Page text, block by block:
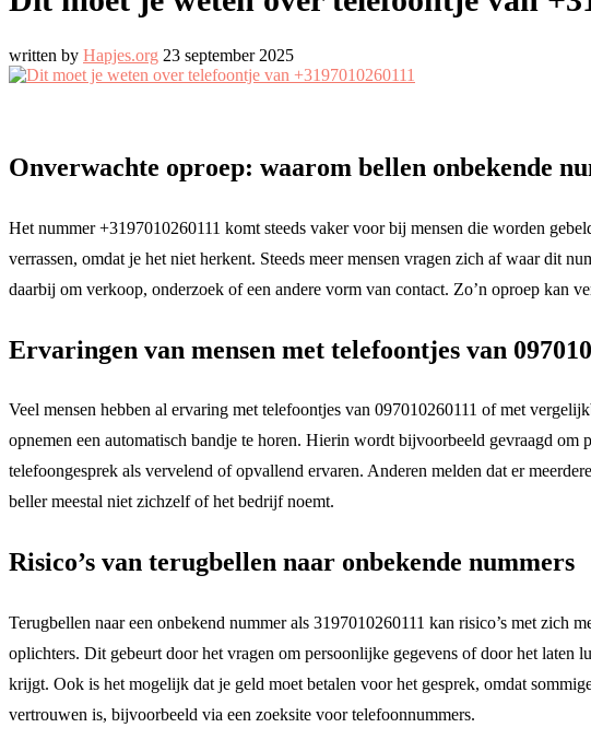
written by Hapjes.org 23 september 2025
Onverwachte oproep: waarom bellen onbekende
Het nummer +3197010260111 komt steeds vaker voor bij mensen die worden
verrassen, omdat je het niet herkent. Steeds meer mensen vragen zich af waar dit
daarbij om verkoop, onderzoek of een andere vorm van contact. Zo’n oproep kan
Ervaringen van mensen met telefoontjes van
Veel mensen hebben al ervaring met telefoontjes van 097010260111 of met
opnemen een automatisch bandje te horen. Hierin wordt bijvoorbeeld gevraagd
telefoongesprek als vervelend of opvallend ervaren. Anderen melden dat er
beller meestal niet zichzelf of het bedrijf noemt.
Risico’s van terugbellen naar onbekende nummers
Terugbellen naar een onbekend nummer als 3197010260111 kan risico’s met
oplichters. Dit gebeurt door het vragen om persoonlijke gegevens of door het laten
krijgt. Ook is het mogelijk dat je geld moet betalen voor het gesprek, omdat
vertrouwen is, bijvoorbeeld via een zoeksite voor telefoonnummers.